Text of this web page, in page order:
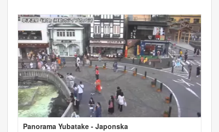
Panorama Yubatake - Japonska